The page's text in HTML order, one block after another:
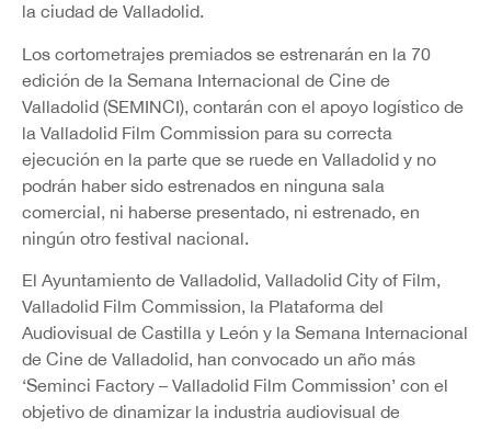
la ciudad de Valladolid.
Los cortometrajes premiados se estrenarán en la 70
edición de la Semana Internacional de Cine de
Valladolid (SEMINCI), contarán con el apoyo logístico de
la Valladolid Film Commission para su correcta
ejecución en la parte que se ruede en Valladolid y no
podrán haber sido estrenados en ninguna sala
comercial, ni haberse presentado, ni estrenado, en
ningún otro festival nacional.
El Ayuntamiento de Valladolid, Valladolid City of Film,
Valladolid Film Commission, la Plataforma del
Audiovisual de Castilla y León y la Semana Internacional
de Cine de Valladolid, han convocado un año más
‘Seminci Factory – Valladolid Film Commission’ con el
objetivo de dinamizar la industria audiovisual de